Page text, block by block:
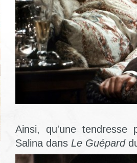
Ainsi, qu'une tendresse
Salina dans Le Guépard